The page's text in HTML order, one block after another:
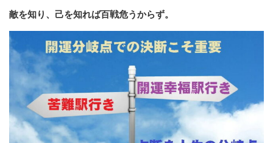
敵を知り、己を知れば百戦危うからず。